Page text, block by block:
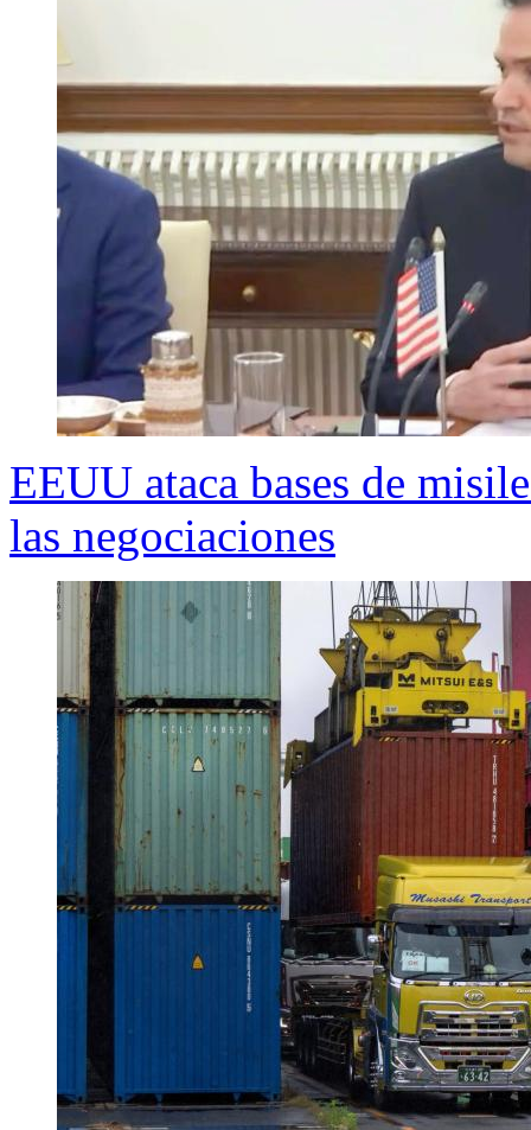
EEUU ataca bases de
las negociaciones